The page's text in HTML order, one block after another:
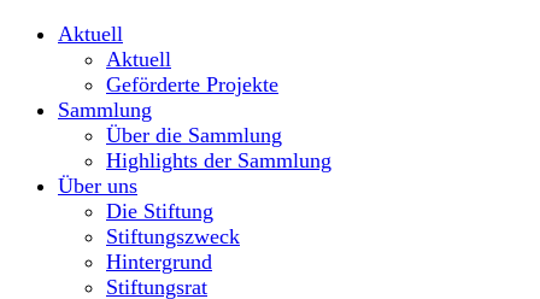
Aktuell
Aktuell
Geförderte Projekte
Sammlung
Über die Sammlung
Highlights der Sammlung
Über uns
Die Stiftung
Stiftungszweck
Hintergrund
Stiftungsrat